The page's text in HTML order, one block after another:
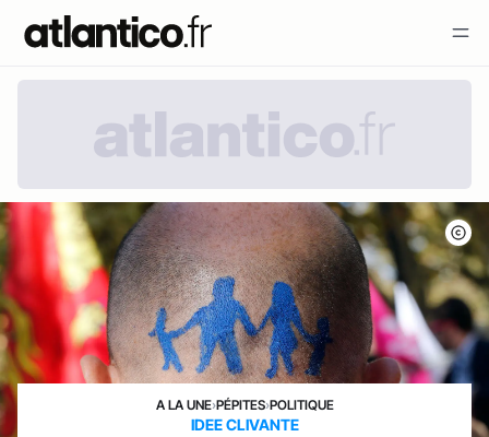
A LA UNE›PÉPITES›POLITIQUE
IDEE CLIVANTE